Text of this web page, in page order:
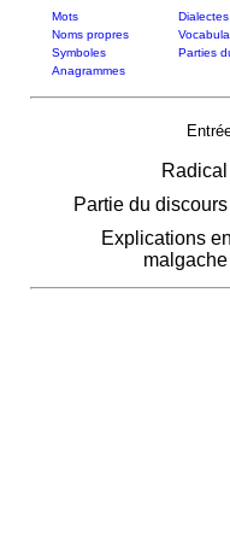
Mots Dialectes
Noms propres
Symboles
Parties
Anagrammes
Radical
Partie du discours
Explications en
malgache